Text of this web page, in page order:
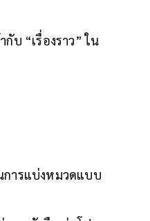
“เรื่องราว” ใน
ารแบ่งหมวดแบบ